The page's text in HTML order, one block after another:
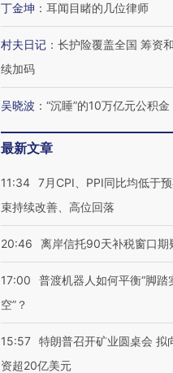
丁金坤 ： 耳闻目睹的几位律师
村夫日记 ： 长护险覆盖全国 筹资
续加码
吴晓波 ： “沉睡”的10万亿元公积金
最新文章
11:34 7月CPI、PPI同比均低于
束持续改善、高位回落
20:46 离岸信托90天补税窗口期
17:00
普渡机器人如何平衡“脚踏
空”？
15:57 特朗普召开矿业圆桌会 拟
资超20亿美元